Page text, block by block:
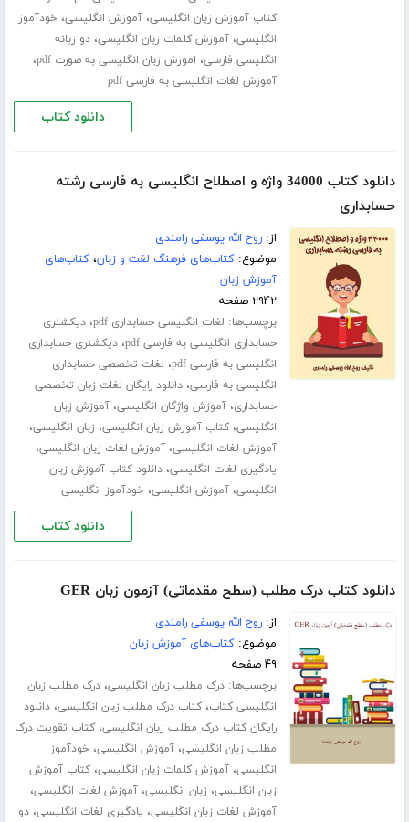
کتاب آموزش زبان انگلیسی،آموزش انگلیسی، خودآموز
انگلیسی،آموزش کلمات زبان انگلیسی،دو زبانه
انگلیسی فارسی، اموزش زبان انگلیسی به صورت pdf ،
آموزش لغات انگلیسی به فارسی pdf
دانلود کتاب
دانلود کتاب 34000 واژه و اصطلاح انگلیسی به فارسی رشته
حسابداری
از:روح الله یوسفی رامندی
موضوع:کتاب‌های فرهنگ لغت و زبان،کتاب‌های
آموزش زبان
۲۹۴۲ صفحه
برچسب‌ها: لغات انگلیسی حسابداری pdf ،دیکشنری
حسابداری انگلیسی به فارسی pdf
،دیکشنری حسابداری
انگلیسی به فارسی pdf
، لغات تخصصی حسابداری
انگلیسی به فارسی،دانلود رایگان لغات زبان تخصصی
حسابداری،آموزش واژگان انگلیسی،آموزش زبان
انگلیسی،کتاب آموزش زبان انگلیسی، زبان انگلیسی،
آموزش لغات انگلیسی،آموزش لغات زبان انگلیسی،
یادگیری لغات انگلیسی،دانلود کتاب آموزش زبان
انگلیسی،آموزش انگلیسی، خودآموز انگلیسی
دانلود کتاب
دانلود کتاب درک مطلب (سطح مقدماتی) آزمون زبان GER
از:روح الله یوسفی رامندی
موضوع:کتاب‌های آموزش زبان
۴۹ صفحه
برچسب‌ها:درک مطلب زبان انگلیسی،درک مطلب زبان
انگلیسی کتاب،کتاب درک مطلب زبان انگلیسی،دانلود
رایگان کتاب درک مطلب زبان انگلیسی،کتاب تقویت درک
مطلب زبان انگلیسی،آموزش انگلیسی، خودآموز
انگلیسی،آموزش کلمات زبان انگلیسی،کتاب آموزش
زبان انگلیسی، زبان انگلیسی،آموزش لغات انگلیسی،
آموزش لغات زبان انگلیسی، یادگیری لغات انگلیسی،دو